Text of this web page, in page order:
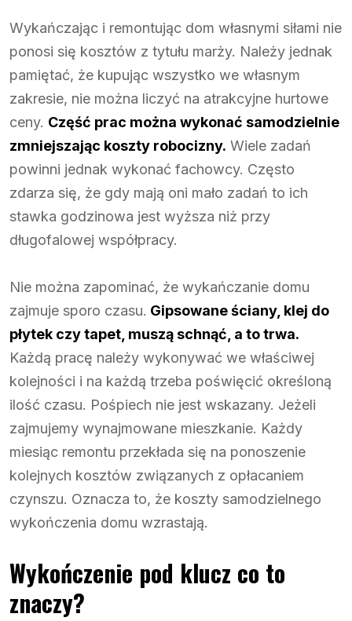
Wykańczając i remontując dom własnymi siłami nie
ponosi się kosztów z tytułu marży. Należy jednak
pamiętać, że kupując wszystko we własnym
zakresie, nie można liczyć na atrakcyjne hurtowe
ceny. Część prac można wykonać samodzielnie
zmniejszając koszty robocizny. Wiele zadań
powinni jednak wykonać fachowcy. Często
zdarza się, że gdy mają oni mało zadań to ich
stawka godzinowa jest wyższa niż przy
długofalowej współpracy.
Nie można zapominać, że wykańczanie domu
zajmuje sporo czasu. Gipsowane ściany, klej do
płytek czy tapet, muszą schnąć, a to trwa.
Każdą pracę należy wykonywać we właściwej
kolejności i na każdą trzeba poświęcić określoną
ilość czasu. Pośpiech nie jest wskazany. Jeżeli
zajmujemy wynajmowane mieszkanie. Każdy
miesiąc remontu przekłada się na ponoszenie
kolejnych kosztów związanych z opłacaniem
czynszu. Oznacza to, że koszty samodzielnego
wykończenia domu wzrastają.
Wykończenie pod klucz co to
znaczy?